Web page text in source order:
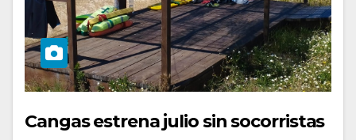
Cangas estrena julio sin socorristas